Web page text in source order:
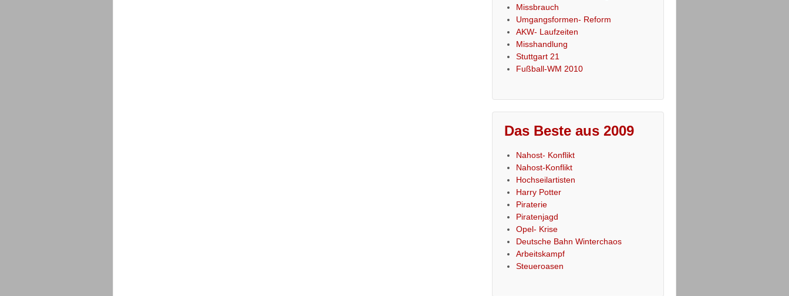
Missbrauch
Umgangsformen- Reform
AKW- Laufzeiten
Misshandlung
Stuttgart 21
Fußball-WM 2010
Das Beste aus 2009
Nahost- Konflikt
Nahost-Konflikt
Hochseilartisten
Harry Potter
Piraterie
Piratenjagd
Opel- Krise
Deutsche Bahn Winterchaos
Arbeitskampf
Steueroasen